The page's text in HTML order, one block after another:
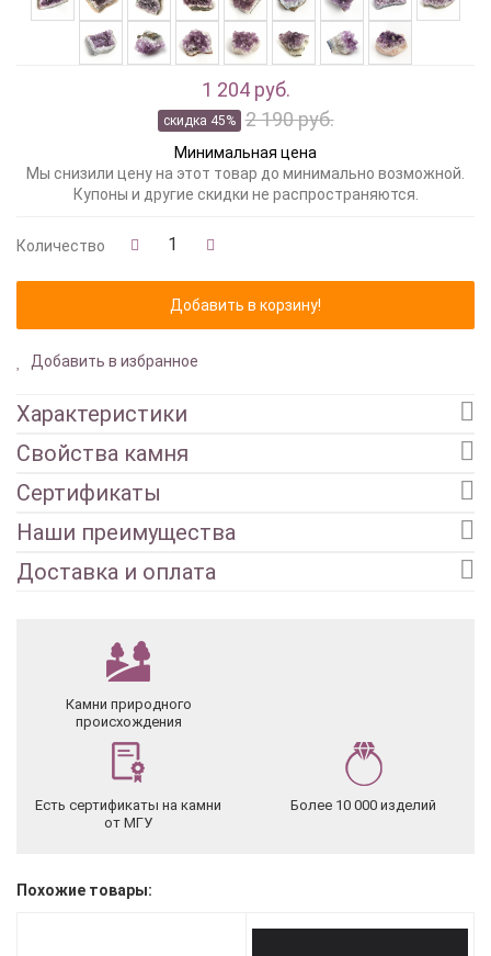
1 204 руб.
скидка 45% 2 190 руб.
Минимальная цена
Мы снизили цену на этот товар до минимально возможной.
Купоны и другие скидки не распространяются.
Количество
Добавить в избранное
Характеристики
Свойства камня
Сертификаты
Наши преимущества
Доставка и оплата
Камни природного
происхождения
Есть сертификаты на камни
от МГУ
Более 10 000 изделий
Похожие товары: